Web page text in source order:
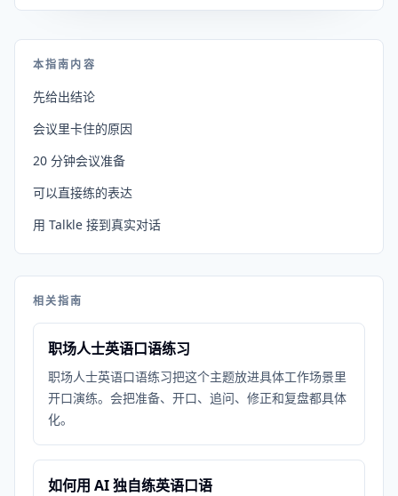
本指南内容
先给出结论
会议里卡住的原因
20 分钟会议准备
可以直接练的表达
用 Talkle 接到真实对话
相关指南
职场人士英语口语练习
职场人士英语口语练习把这个主题放进具体工作场景里
开口演练。会把准备、开口、追问、修正和复盘都具体
化。
如何用 AI 独自练英语口语